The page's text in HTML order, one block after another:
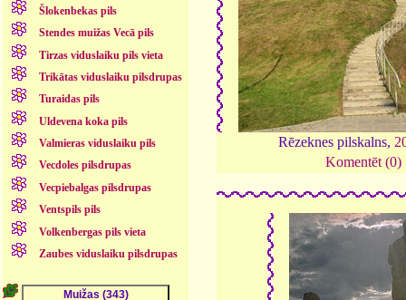
Šlokenbekas pils
Stendes muižas Vecā pils
Tirzas viduslaiku pils vieta
Trikātas viduslaiku pilsdrupas
Turaidas pils
Uldevena koka pils
Valmieras viduslaiku pils
Vecdoles pilsdrupas
Vecpiebalgas pilsdrupas
Ventspils pils
Volkenbergas pils vieta
Zaubes viduslaiku pilsdrupas
Rēzeknes pilskalns,
Komentēt (0)